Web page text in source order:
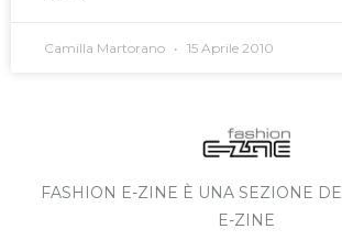
Camilla Martorano 15 Aprile 2010
FASHION E-ZINE È UNA SEZIONE
E-ZINE